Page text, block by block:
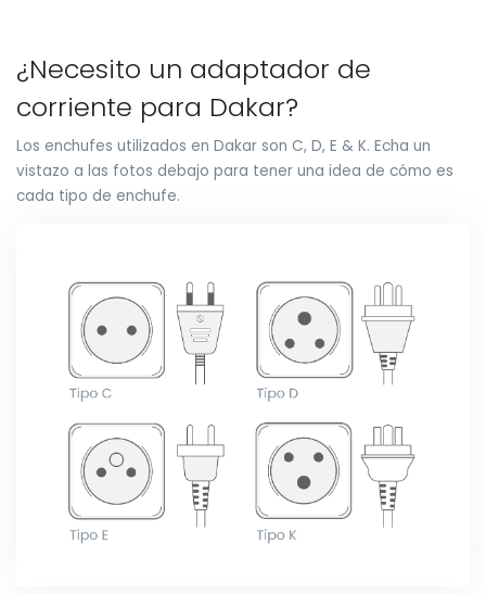
¿Necesito un adaptador de
corriente para Dakar?
Los enchufes utilizados en Dakar son C, D, E & K. Echa un
vistazo a las fotos debajo para tener una idea de cómo es
cada tipo de enchufe.